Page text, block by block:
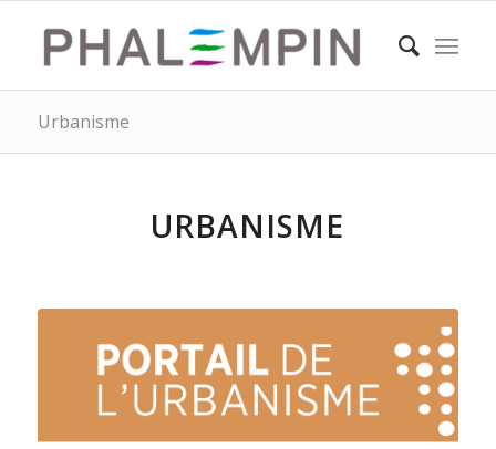
Urbanisme
URBANISME